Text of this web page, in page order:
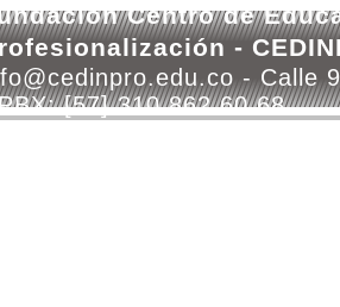
Centro de
-
- Calle
[57] 310 862 60 68